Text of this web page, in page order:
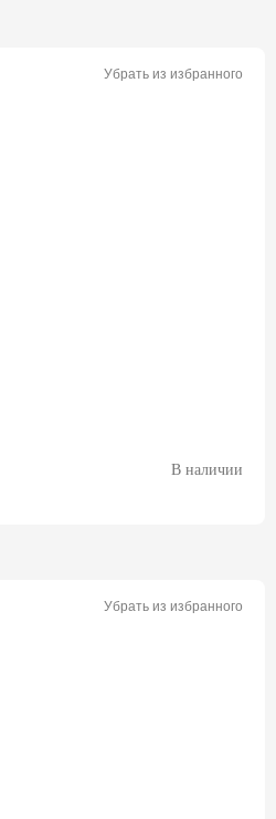
Убрать из избранного
В наличии
Убрать из избранного